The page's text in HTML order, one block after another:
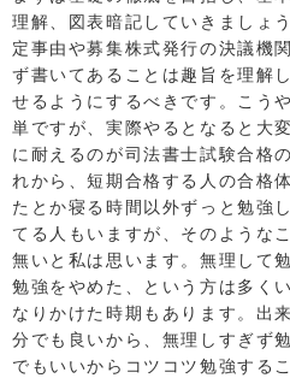
理解、図表暗記していきましょ
定事由や募集株式発行の決議機
ず書いてあることは趣旨を理解
せるようにするべきです。こう
単ですが、実際やるとなると大
に耐えるのが司法書士試験合格
れから、短期合格する人の合格
たとか寝る時間以外ずっと勉強
てる人もいますが、そのような
無いと私は思います。無理して
勉強をやめた、という方は多く
なりかけた時期もあります。出
分でも良いから、無理しすぎず
でもいいからコツコツ勉強する